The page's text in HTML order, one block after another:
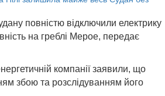
повністю відключили електрику
на греблі Мерое, передає
компанії заявили, що
збою та розслідуванням його